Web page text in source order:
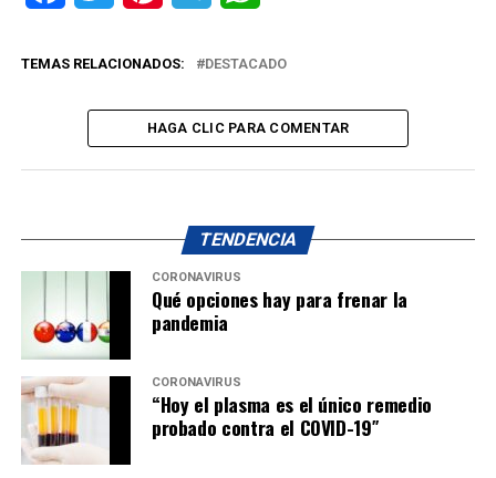
TEMAS RELACIONADOS: DESTACADO
HAGA CLIC PARA COMENTAR
TENDENCIA
CORONAVIRUS
Qué opciones hay para frenar la
pandemia
CORONAVIRUS
“Hoy el plasma es el único remedio
probado contra el COVID-19″